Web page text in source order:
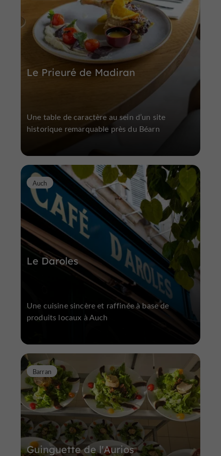
Le Prieuré de Madiran
Une table de caractère au sein d’un site
historique remarquable près du Béarn
Le Daroles
Auch
Une cuisine sincère et raffinée à base de
produits locaux à Auch
Guinguette de l'Aurios
Barran